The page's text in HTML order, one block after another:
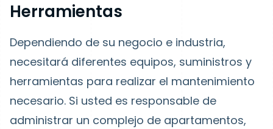
Herramientas
Dependiendo de su negocio e industria,
necesitará diferentes equipos, suministros y
herramientas para realizar el mantenimiento
necesario. Si usted es responsable de
administrar un complejo de apartamentos,